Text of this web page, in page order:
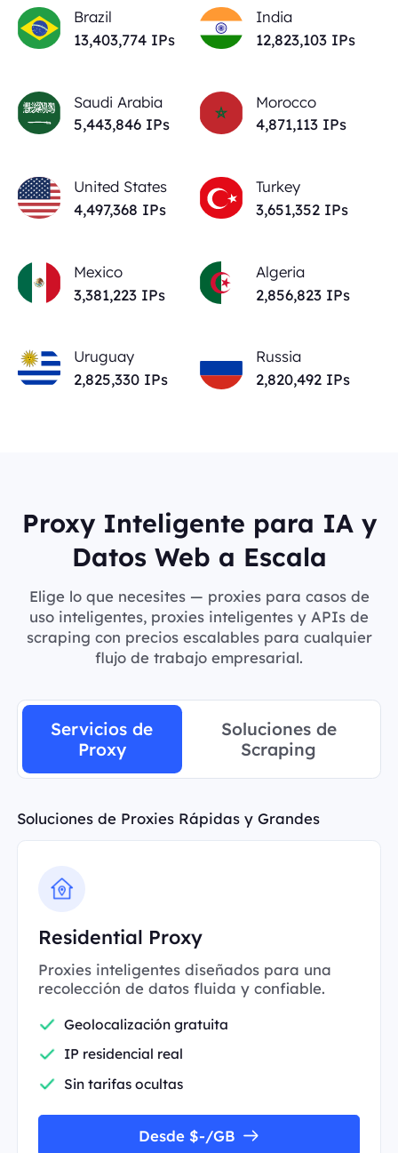
Brazil
13,403,774 IPs
India
12,823,103 IPs
Saudi Arabia
5,443,846 IPs
Morocco
4,871,113 IPs
United States
4,497,368 IPs
Turkey
3,651,352 IPs
Mexico
3,381,223 IPs
Algeria
2,856,823 IPs
Uruguay
2,825,330 IPs
Russia
2,820,492 IPs
Proxy Inteligente para IA y
Datos Web a Escala
Elige lo que necesites — proxies para casos de
uso inteligentes, proxies inteligentes y APIs de
scraping con precios escalables para cualquier
flujo de trabajo empresarial.
Servicios de
Proxy
Soluciones de
Scraping
Soluciones de Proxies Rápidas y Grandes
Residential Proxy
Proxies inteligentes diseñados para una
recolección de datos fluida y confiable.
Geolocalización gratuita
IP residencial real
Sin tarifas ocultas
Desde $-/GB